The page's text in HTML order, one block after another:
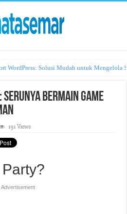
WordPress: Solusi Mudah untuk Mengelola
Bermain Game
191 Views
Advertisement